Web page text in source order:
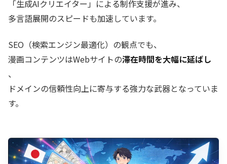
「生成AIクリエイター」による制作支援が進み、
多言語展開のスピードも加速しています。
SEO（検索エンジン最適化）の観点でも、
漫画コンテンツはWebサイトの滞在時間を大幅に延ばし
、
ドメインの信頼性向上に寄与する強力な武器となっていま
す。